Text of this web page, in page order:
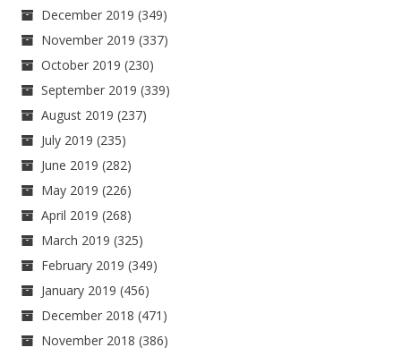
December 2019 (349)
November 2019 (337)
October 2019 (230)
September 2019 (339)
August 2019 (237)
July 2019 (235)
June 2019 (282)
May 2019 (226)
April 2019 (268)
March 2019 (325)
February 2019 (349)
January 2019 (456)
December 2018 (471)
November 2018 (386)